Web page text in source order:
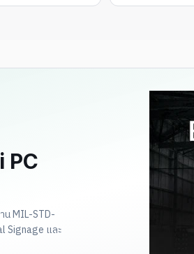
PC
น MIL-STD-
Signage และ